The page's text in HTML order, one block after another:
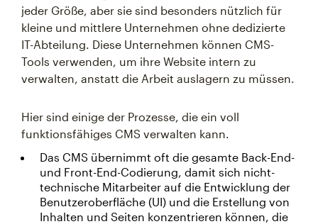
jeder Größe, aber sie sind besonders nützlich für
kleine und mittlere Unternehmen ohne dedizierte
IT-Abteilung. Diese Unternehmen können CMS-
Tools verwenden, um ihre Website intern zu
verwalten, anstatt die Arbeit auslagern zu müssen.
Hier sind einige der Prozesse, die ein voll
funktionsfähiges CMS verwalten kann.
Das CMS übernimmt oft die gesamte Back-End-
und Front-End-Codierung, damit sich nicht-
technische Mitarbeiter auf die Entwicklung der
Benutzeroberfläche (UI) und die Erstellung von
Inhalten und Seiten konzentrieren können, die